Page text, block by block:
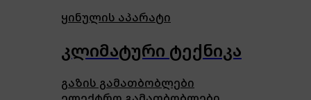
ყინულის აპარატი
კლიმატური ტექნიკა
გაზის გამათბობლები